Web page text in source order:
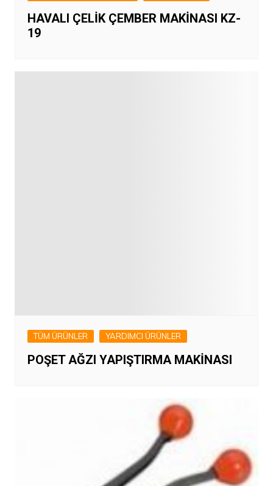
HAVALI ÇELİK ÇEMBER MAKİNASI KZ-
19
TÜM ÜRÜNLER YARDIMCI ÜRÜNLER
POŞET AĞZI YAPIŞTIRMA MAKİNASI